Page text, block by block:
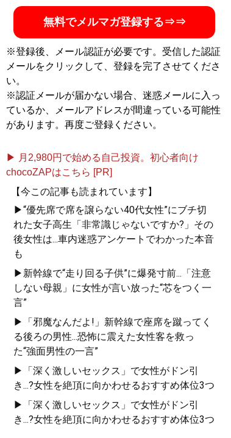
無料でメルマガ登録する⇒⇒
※登録後、メール認証が必要です。受信した認証
メールをクリックして、登録を完了させてくださ
い。
※認証メールが届かない場合、迷惑メールに入っ
ているか、メールアドレスが間違っている可能性
があります。再度ご登録ください。
▶ 月2,980円で始める自己投資。初心者向け
chocoZAPはこちら [PR]
【今この記事も読まれています】
▶“優先席で席を譲らない40代女性”にブチ切
れた女子高生「非常識じゃないですか?」その
後女性は...車内迷惑アンケートでわかった本音
も
▶新幹線で“走り回る子供”に爆発寸前...「注意
しない母親」に女性が言い放った“芯をつく一
言”
▶「邪魔なんだよ!」新幹線で座席を蹴ってく
る後ろの男性...恐怖に震えた女性客を救っ
た“強面男性の一言”
▶「深く激しいセックス」で女性がドン引
き...?女性を絶頂に向かわせるおすすめ体位3つ
▶「深く激しいセックス」で女性がドン引
き...?女性を絶頂に向かわせるおすすめ体位3つ